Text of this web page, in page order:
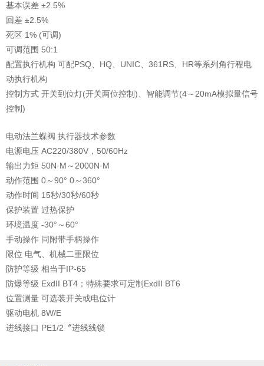
基本误差 ±2.5%
回差 ±2.5%
死区 1% (可调)
可调范围 50:1
配置执行机构 可配PSQ、HQ、UNIC、361RS、HR等系列角行程电
动执行机构
控制方式 开关到位灯(开关两位控制)、智能调节(4～20mA模拟量信号
控制)
电动法兰蝶阀 执行器技术参数
电源电压 AC220/380V，50/60Hz
输出力矩 50N·M～2000N·M
动作范围 0～90° 0～360°
动作时间 15秒/30秒/60秒
保护装置 过热保护
环境温度 -30°～60°
手动操作 同附带手柄操作
限位 电气、机械二重限位
防护等级 相当于IP-65
防爆等级 ExdII BT4；特殊要求可定制ExdII BT6
位置测量 可选装开关或电位计
驱动电机 8W/E
进线接口 PE1/2〞进线线锁